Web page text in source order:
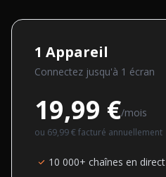
1 Appareil
Connectez jusqu'à 1 écran
19,99 €/mois
ou 69,99 € facturé annuellement
10 000+ chaînes en direct